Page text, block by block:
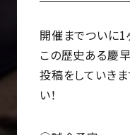
開催までついに1
この歴史ある慶
投稿をしていき
い！